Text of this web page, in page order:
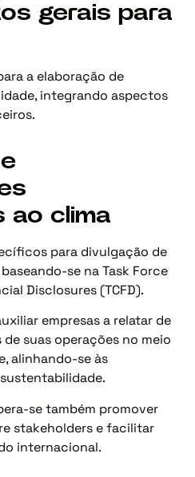
gerais para
a elaboração de
integrando aspectos
ao clima
para divulgação de
se na Task Force
Disclosures (TCFD).
empresas a relatar de
suas operações no meio
alinhando-se às
se também promover
stakeholders e facilitar
internacional.